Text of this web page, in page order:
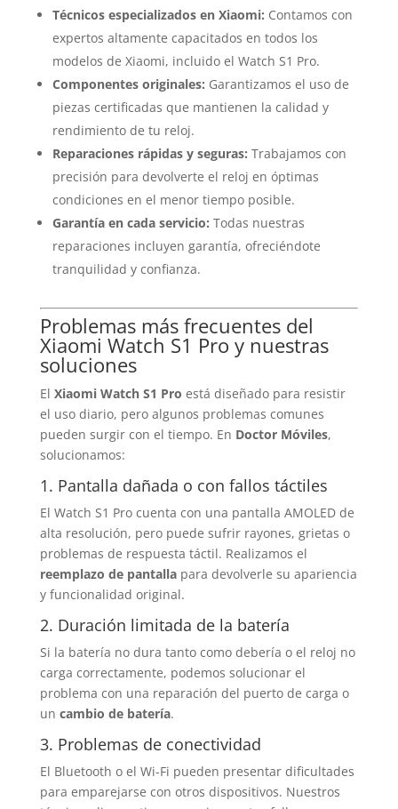
Técnicos especializados en Xiaomi: Contamos con
expertos altamente capacitados en todos los
modelos de Xiaomi, incluido el Watch S1 Pro.
Componentes originales: Garantizamos el uso de
piezas certificadas que mantienen la calidad y
rendimiento de tu reloj.
Reparaciones rápidas y seguras: Trabajamos con
precisión para devolverte el reloj en óptimas
condiciones en el menor tiempo posible.
Garantía en cada servicio: Todas nuestras
reparaciones incluyen garantía, ofreciéndote
tranquilidad y confianza.
Problemas más frecuentes del
Xiaomi Watch S1 Pro y nuestras
soluciones
El Xiaomi Watch S1 Pro está diseñado para resistir
el uso diario, pero algunos problemas comunes
pueden surgir con el tiempo. En Doctor Móviles,
solucionamos:
1. Pantalla dañada o con fallos táctiles
El Watch S1 Pro cuenta con una pantalla AMOLED de
alta resolución, pero puede sufrir rayones, grietas o
problemas de respuesta táctil. Realizamos el
reemplazo de pantallapara devolverle su apariencia
y funcionalidad original.
2. Duración limitada de la batería
Si la batería no dura tanto como debería o el reloj no
carga correctamente, podemos solucionar el
problema con una reparación del puerto de carga o
un cambio de batería.
3. Problemas de conectividad
El Bluetooth o el Wi-Fi pueden presentar dificultades
para emparejarse con otros dispositivos. Nuestros